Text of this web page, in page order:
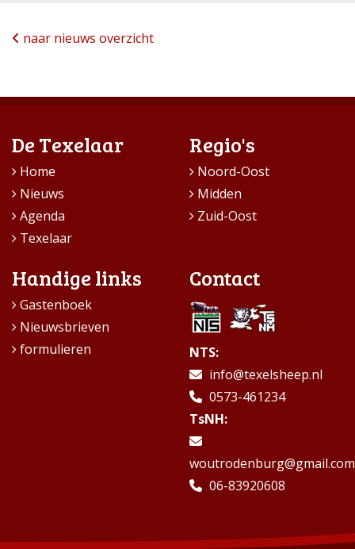
naar nieuws overzicht
De Texelaar
Home
Nieuws
Agenda
Texelaar
Regio's
Noord-Oost
Midden
Zuid-Oost
Handige links
Gastenboek
Nieuwsbrieven
formulieren
Contact
NTS:
info@texelsheep.nl
0573-461234
TsNH:
woutrodenburg@gmail.com
06-83920608